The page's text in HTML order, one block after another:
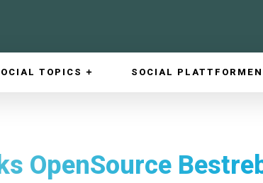
TOPICS SOCIAL PLATTFORMEN
OpenSource